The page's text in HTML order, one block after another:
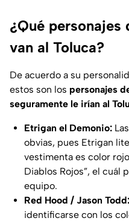
¿Qué personajes
van al Toluca?
De acuerdo a su
estos son los personajes
seguramente le irían al
Etrigan el Demonio:
obvias, pues Etrigan
vestimenta es color
Diablos Rojos”, el cuál
equipo.
Red Hood / Jason Todd:
identificarse con los